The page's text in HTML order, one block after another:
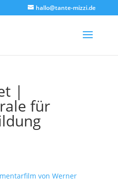
hallo@tante-mizzi.de
|
für
von Werner